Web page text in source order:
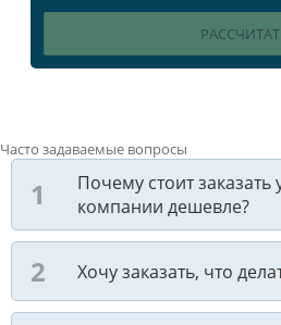
Часто задаваемые вопросы
Почему стоит заказать
компании дешевле?
Хочу заказать, что